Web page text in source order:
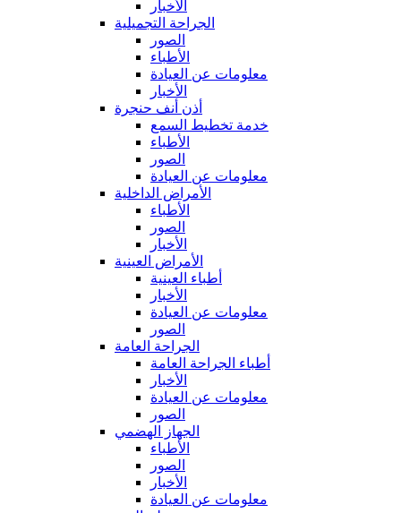
الأخبار
الجراحة التجميلية
الصور
الأطباء
معلومات عن العيادة
الأخبار
أذن أنف حنجرة
خدمة تخطيط السمع
الأطباء
الصور
معلومات عن العيادة
الأمراض الداخلية
الأطباء
الصور
الأخبار
الأمراض العينية
أطباء العينية
الأخبار
معلومات عن العيادة
الصور
الجراحة العامة
أطباء الجراحة العامة
الأخبار
معلومات عن العيادة
الصور
الجهاز الهضمي
الأطباء
الصور
الأخبار
معلومات عن العيادة